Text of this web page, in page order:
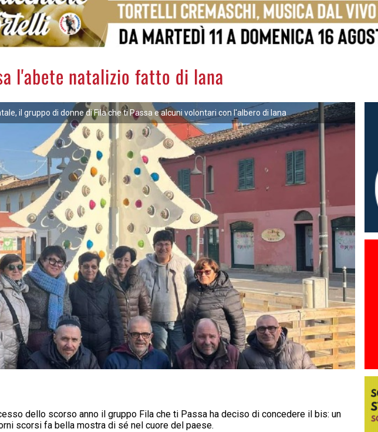
l'abete natalizio fatto di lana
il gruppo di donne di Fila che ti Passa e alcuni volontari con l'albero di lana
dello scorso anno il gruppo Fila che ti Passa ha deciso di concedere il bis: un
scorsi fa bella mostra di sé nel cuore del paese.